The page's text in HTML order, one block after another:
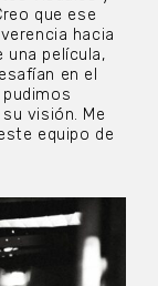
que ese
hacia
película,
en el
visión. Me
equipo de